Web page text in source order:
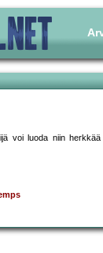
voi luoda niin